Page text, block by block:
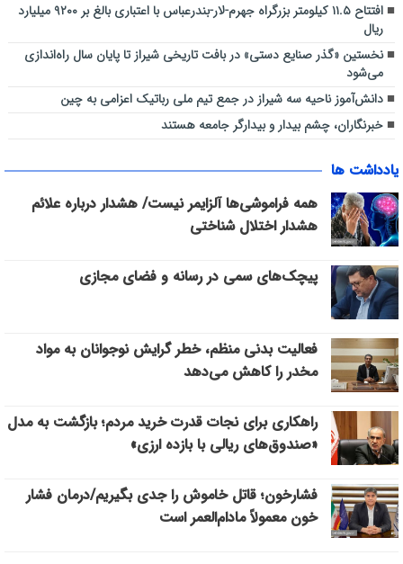
افتتاح ۱۱.۵ کیلومتر بزرگراه جهرم-لار-بندرعباس با اعتباری بالغ بر ۹۲۰۰ میلیارد
ریال
نخستین «گذر صنایع دستی» در بافت تاریخی شیراز تا پایان سال راه‌اندازی
می‌شود
دانش‌آموز ناحیه سه شیراز در جمع تیم ملی رباتیک اعزامی به چین
خبرنگاران، چشم بیدار و بیدارگر جامعه هستند
یادداشت ها
همه فراموشی‌ها آلزایمر نیست/ هشدار درباره علائم
هشدار اختلال شناختی
پیچک‌های سمی در رسانه و فضای مجازی
فعالیت بدنی منظم، خطر گرایش نوجوانان به مواد
مخدر را کاهش می‌دهد
راهکاری برای نجات قدرت خرید مردم؛ بازگشت به مدل
«صندوق‌های ریالی با بازده ارزی»
فشارخون؛ قاتل خاموش را جدی بگیریم/درمان فشار
خون معمولاً مادام‌العمر است